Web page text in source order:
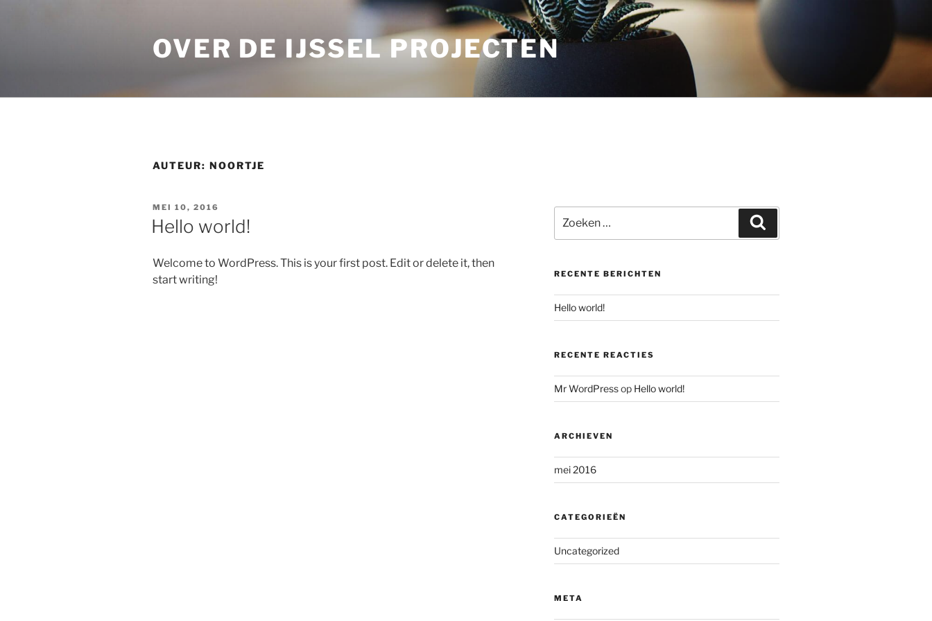
OVER DE IJSSEL PROJECTEN
AUTEUR: NOORTJE
GEPLAATST
OP
MEI 10, 2016
Hello world!
Welcome to WordPress. This is your first post. Edit or delete it, then
start writing!
naar:
RECENTE BERICHTEN
Hello world!
RECENTE REACTIES
Mr WordPressop Hello world!
ARCHIEVEN
mei 2016
CATEGORIEËN
Uncategorized
META